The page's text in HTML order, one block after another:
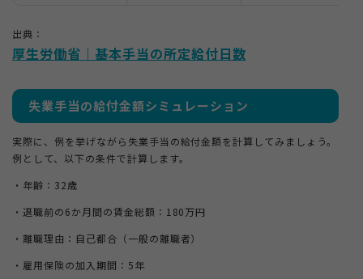
出典：
厚生労働省｜基本手当の所定給付日数
失業手当の給付金額シミュレーション
実際に、例を挙げながら失業手当の給付金額を計算してみましょう。
例として、以下の条件で計算します。
・年齢：32歳
・退職前の6か月間の賃金総額：180万円
・離職理由：自己都合（一般の離職者）
・雇用保険の加入期間：5年